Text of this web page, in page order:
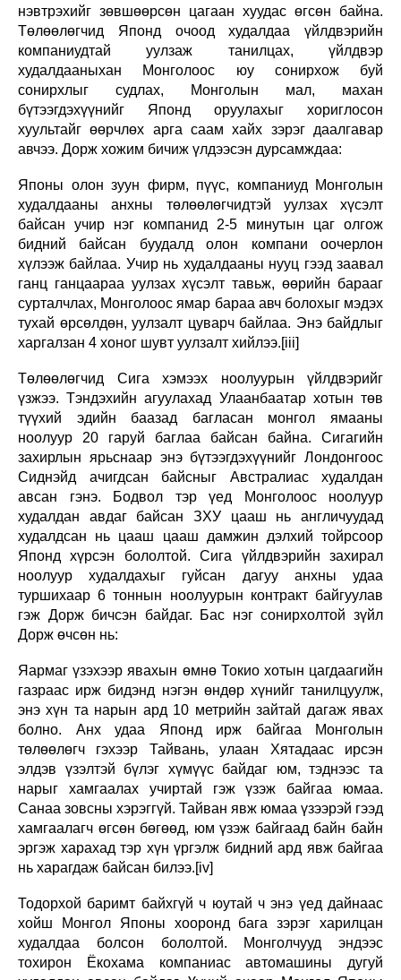
нэвтрэхийг зөвшөөрсөн цагаан хуудас өгсөн байна.
Төлөөлөгчид Японд очоод худалдаа үйлдвэрийн
компаниудтай уулзаж танилцах, үйлдвэр
худалдааныхан Монголоос юу сонирхож буй
сонирхлыг судлах, Монголын мал, махан
бүтээгдэхүүнийг Японд оруулахыг хориглосон
хуультайг өөрчлөх арга саам хайх зэрэг даалгавар
авчээ. Дорж хожим бичиж үлдээсэн дурсамждаа:
Японы олон зуун фирм, пүүс, компаниуд Монголын
худалдааны анхны төлөөлөгчидтэй уулзах хүсэлт
байсан учир нэг компанид 2-5 минутын цаг олгож
бидний байсан буудалд олон компани оочерлон
хүлээж байлаа. Учир нь худалдааны нууц гээд заавал
ганц ганцаараа уулзах хүсэлт тавьж, өөрийн барааг
сурталчлах, Монголоос ямар бараа авч болохыг мэдэх
тухай өрсөлдөн, уулзалт цуварч байлаа. Энэ байдлыг
харгалзан 4 хоног шувт уулзалт хийлээ.[iii]
Төлөөлөгчид Сига хэмээх ноолуурын үйлдвэрийг
үзжээ. Тэндэхийн агуулахад Улаанбаатар хотын төв
түүхий эдийн баазад багласан монгол ямааны
ноолуур 20 гаруй баглаа байсан байна. Сигагийн
захирлын ярьснаар энэ бүтээгдэхүүнийг Лондонгоос
Сиднэйд ачигдсан байсныг Австралиас худалдан
авсан гэнэ. Бодвол тэр үед Монголоос ноолуур
худалдан авдаг байсан ЗХУ цааш нь англичуудад
худалдсан нь цааш цааш дамжин дэлхий тойрсоор
Японд хүрсэн бололтой. Сига үйлдвэрийн захирал
ноолуур худалдахыг гуйсан дагуу анхны удаа
туршихаар 6 тоннын ноолуурын контракт байгуулав
гэж Дорж бичсэн байдаг. Бас нэг сонирхолтой зүйл
Дорж өчсөн нь:
Яармаг үзэхээр явахын өмнө Токио хотын цагдаагийн
газраас ирж бидэнд нэгэн өндөр хүнийг танилцуулж,
энэ хүн та нарын ард 10 метрийн зайтай дагаж явах
болно. Анх удаа Японд ирж байгаа Монголын
төлөөлөгч гэхээр Тайвань, улаан Хятадаас ирсэн
элдэв үзэлтэй бүлэг хүмүүс байдаг юм, тэднээс та
нарыг хамгаалах учиртай гэж үзэж байгаа юмаа.
Санаа зовсны хэрэггүй. Тайван явж юмаа үзээрэй гээд
хамгаалагч өгсөн бөгөөд, юм үзэж байгаад байн байн
эргэж харахад тэр хүн үргэлж бидний ард явж байгаа
нь харагдаж байсан билээ.[iv]
Тодорхой баримт байхгүй ч юутай ч энэ үед дайнаас
хойш Монгол Японы хооронд бага зэрэг харилцан
худалдаа болсон бололтой. Монголчууд эндээс
тохирон Ёкохама компаниас автомашины дугуй